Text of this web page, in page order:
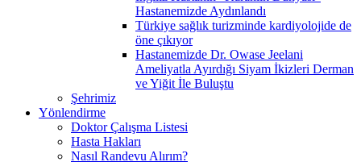
Hastanemizde Aydınlandı
Türkiye sağlık turizminde kardiyolojide de
öne çıkıyor
Hastanemizde Dr. Owase Jeelani
Ameliyatla Ayırdığı Siyam İkizleri Derman
ve Yiğit İle Buluştu
Şehrimiz
Yönlendirme
Doktor Çalışma Listesi
Hasta Hakları
Nasıl Randevu Alırım?